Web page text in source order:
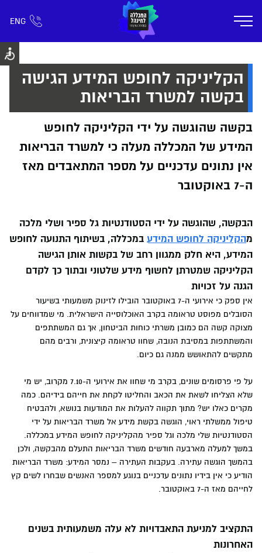
ENG
חפש כל דבר רישום ומידע אזור אישי
אודות תוכניות הלימוד קמפוס דימונה חיי
הקליניקה לחופש המידע הגישה
בקשה למשרד הבריאות
בקשה שהוגשה על ידי הקליניקה לחופש
המידע של המכללה מעלה כי למשרד הבריאות
אין נתונים עדכניים על מספר המתאבדים מאז
ה-7 באוקטובר
הבקשה, שהוגשה על ידי הסטודנטיות גל ספיר ושלי מלכה
מהקליניקה לחופש המידע במכללה, בשיתוף התנועה לחופש
המידע, היא חלק ממגוון רחב של בקשות אותן הגישה
הקליניקה שמטרתן לחשוף מידע שלטוני ובתוך כך לקדם
הגנה על זכויות
אין ספק כי אירועי ה-7 באוקטובר הובילו לזינוק משמעותי בשיעור
הסובלים מפוסט טראומה בקרב האוכלוסייה הישראלית. מי שמדווחים על
מצוקה קשה הם כמובן משרתי כוחות הביטחון, אך גם המשתתפים
והמשתתפות במסיבת הנובה, שחוו טראומה קיצונית, ורבים מהם
מתקשים להתאושש ממנה גם כיום.
על פי פרסומים שונים, בקרב מי שחוו את אירועי ה-7.10 מקרוב, יש מי
שלא הצליחו לשאת את הכאב והחליטו לקחת את חייהם בידיהם. כמה
מקרים כאלו יש? מתוך תקווה להעלות את המודעות בנושא, ולהבטיח
טיפול ממשלתי ראוי, הוגשה בקשת מידע אל משרד הבריאות על ידי
הסטודנטיות שלי מלכה וגל ספיר מהקליניקה לחופש המידע במכללה.
במשך למעלה מארבעה חודשים משרד הבריאות התעלם מהבקשה, ולכן
בהמשך הוגשה עתירה. בעקבות העתירה – נמסר המידע: משרד הבריאות
הודיע כי אין בידיו נתונים עדכניים בנוגע למספר האנשים שבחרו לשים קץ
לחייהם מאז ה-7 באוקטובר.
התקציב למניעת התאבדויות לא עלה משמעותית בשנים
האחרונות